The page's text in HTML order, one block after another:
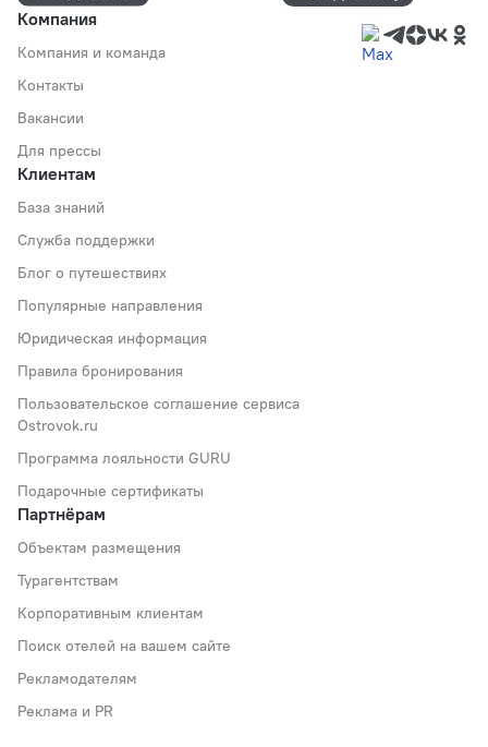
Компания
Компания и команда
Контакты
Вакансии
Для прессы
Клиентам
База знаний
Служба поддержки
Блог о путешествиях
Популярные направления
Юридическая информация
Правила бронирования
Пользовательское соглашение сервиса
Ostrovok.ru
Программа лояльности GURU
Подарочные сертификаты
Партнёрам
Объектам размещения
Турагентствам
Корпоративным клиентам
Поиск отелей на вашем сайте
Рекламодателям
Реклама и PR